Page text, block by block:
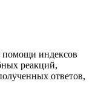
помощи индексов
реакций,
ответов,